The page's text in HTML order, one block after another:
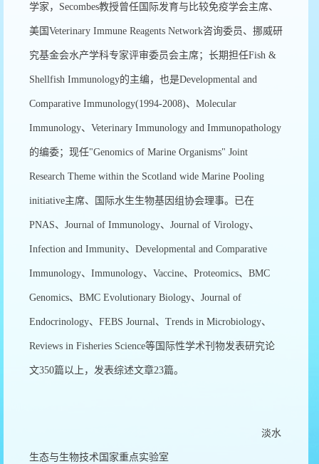
学家，Secombes教授曾任国际发育与比较免疫学会主席、
美国Veterinary Immune Reagents Network咨询委员、挪威研
究基金会水产学科专家评审委员会主席；长期担任Fish &
Shellfish Immunology的主编，也是Developmental and
Comparative Immunology(1994-2008)、Molecular
Immunology、Veterinary Immunology and Immunopathology
的编委；现任"Genomics of Marine Organisms" Joint
Research Theme within the Scotland wide Marine Pooling
initiative主席、国际水生生物基因组协会理事。已在
PNAS、Journal of Immunology、Journal of Virology、
Infection and Immunity、Developmental and Comparative
Immunology、Immunology、Vaccine、Proteomics、BMC
Genomics、BMC Evolutionary Biology、Journal of
Endocrinology、FEBS Journal、Trends in Microbiology、
Reviews in Fisheries Science等国际性学术刊物发表研究论
文350篇以上，发表综述文章23篇。
淡水
生态与生物技术国家重点实验室